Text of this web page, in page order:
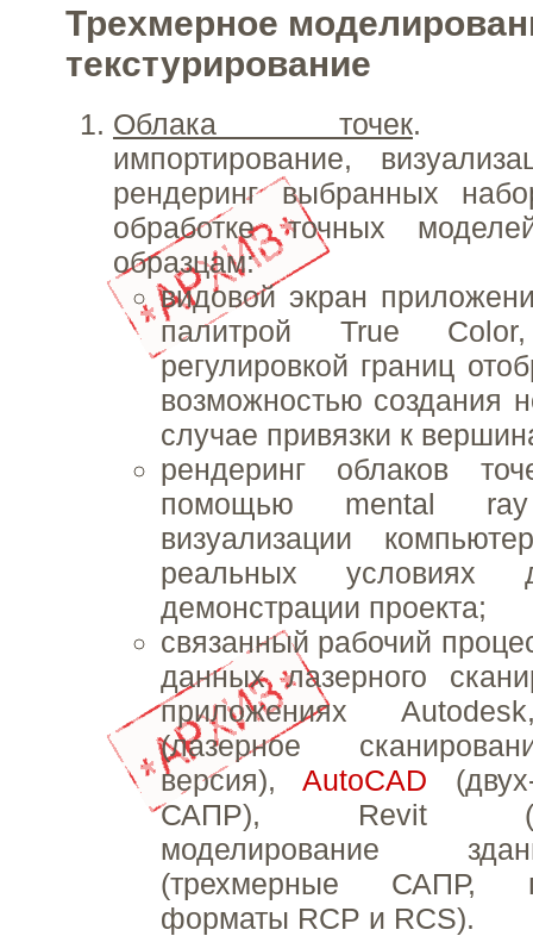
Трехмерное
текстурирование
Облака точек.
импортирование,
рендеринг выбранных
обработке точных
образцам:
видовой экран
палитрой True Color,
регулировкой границ
возможностью создания
случае привязки к
рендеринг облаков
помощью mental
визуализации
реальных условиях
демонстрации проекта;
связанный рабочий
данных лазерного
приложениях
(лазерное
версия),AutoCAD
САПР), Revit
моделирование
(трехмерные САПР,
форматы RCP и RCS).